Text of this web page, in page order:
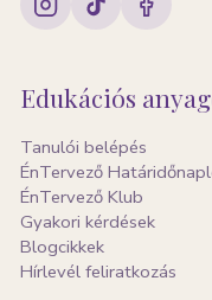
Edukációs
Tanulói belépés
ÉnTervező
ÉnTervező Klub
Gyakori kérdések
Blogcikkek
Hírlevél feliratkozás